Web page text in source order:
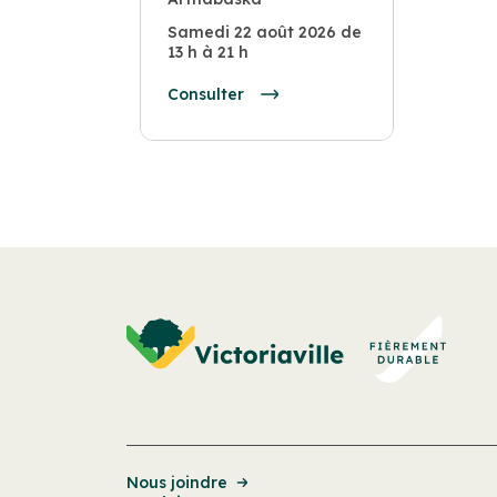
Samedi 22 août 2026 de
13 h à 21 h
Consulter
Nous joindre